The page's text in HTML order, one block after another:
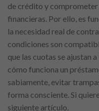
de crédito y
financieras. Por ello, es
la necesidad real de
condiciones son
que las cuotas se ajustan
cómo funciona un
sabiamente, evitar
forma consciente. Si
siguiente artículo.